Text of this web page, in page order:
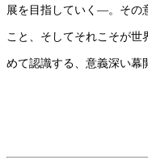
展を目指していく―。その
こと、そしてそれこそが世
めて認識する、意義深い幕